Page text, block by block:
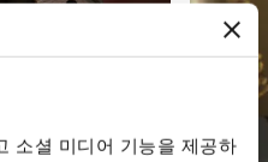
소셜 미디어 기능을 제공하